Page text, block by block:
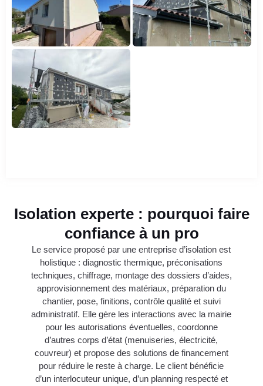
Isolation experte : pourquoi faire
confiance à un pro
Le service proposé par une entreprise d’isolation est
holistique : diagnostic thermique, préconisations
techniques, chiffrage, montage des dossiers d’aides,
approvisionnement des matériaux, préparation du
chantier, pose, finitions, contrôle qualité et suivi
administratif. Elle gère les interactions avec la mairie
pour les autorisations éventuelles, coordonne
d’autres corps d’état (menuiseries, électricité,
couvreur) et propose des solutions de financement
pour réduire le reste à charge. Le client bénéficie
d’un interlocuteur unique, d’un planning respecté et